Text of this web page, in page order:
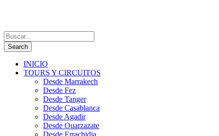
INICIO
TOURS Y CIRCUITOS
Desde Marrakech
Desde Fez
Desde Tanger
Desde Casablanca
Desde Agadir
Desde Ouarzazate
Desde Errachidia